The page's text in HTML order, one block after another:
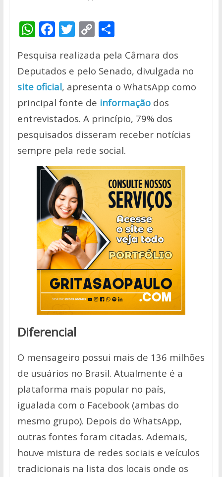
W
at
s
A
p
p
F
e
b
o
o
k
T
itt
er
C
p
y
Li
n
k
S
ar
e
Pesquisa realizada pela Câmara dos
Deputados e pelo Senado, divulgada no
site oficial, apresenta o WhatsApp como
principal fonte de informaçãodos
entrevistados. A princípio, 79% dos
pesquisados disseram receber notícias
sempre pela rede social.
Diferencial
O mensageiro possui mais de 136 milhões
de usuários no Brasil. Atualmente é a
plataforma mais popular no país,
igualada com o Facebook (ambas do
mesmo grupo). Depois do WhatsApp,
outras fontes foram citadas. Ademais,
houve mistura de redes sociais e veículos
tradicionais na lista dos locais onde os